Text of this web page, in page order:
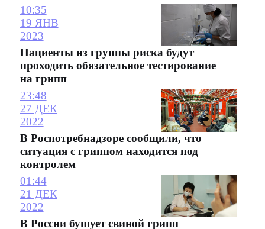
10:35
19 ЯНВ
2023
Пациенты из группы риска будут
проходить обязательное тестирование
на грипп
23:48
27 ДЕК
2022
В Роспотребнадзоре сообщили, что
ситуация с гриппом находится под
контролем
01:44
21 ДЕК
2022
В России бушует свиной грипп